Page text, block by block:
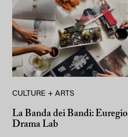
CULTURE + ARTS
La Banda dei Bandi: Euregio
Drama Lab